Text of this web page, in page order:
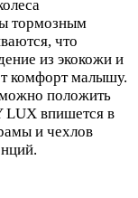
тормозным
что
из экокожи и
комфорт малышу.
положить
LUX впишется в
и чехлов